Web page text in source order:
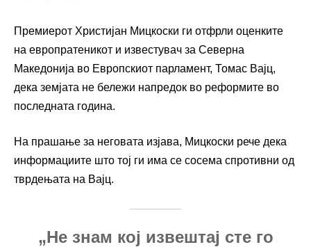
Премиерот Христијан Мицкоски ги отфрли оценките
на европратеникот и известувач за Северна
Македонија во Европскиот парламент, Томас Вајц,
дека земјата не бележи напредок во реформите во
последната година.
На прашање за неговата изјава, Мицкоски рече дека
информациите што тој ги има се сосема спротивни од
тврдењата на Вајц.
„Не знам кој извештај сте го